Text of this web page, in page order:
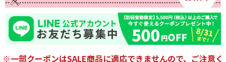
※一部クーポンはSALE商品に適応できませんので、ご注意く